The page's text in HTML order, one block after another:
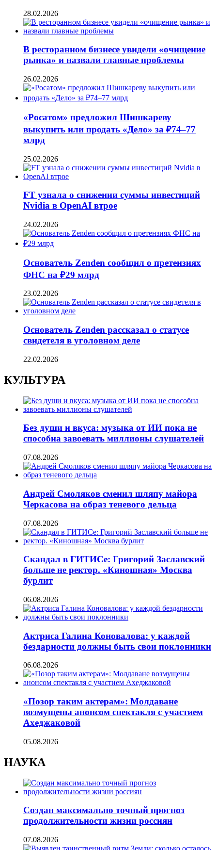
28.02.2026
В ресторанном бизнесе увидели «очищение
рынка» и назвали главные проблемы
26.02.2026
«Росатом» предложил Шишкареву
выкупить или продать «Дело» за ₽74–77
млрд
25.02.2026
FT узнала о снижении суммы инвестиций
Nvidia в OpenAI втрое
24.02.2026
Основатель Zenden сообщил о претензиях
ФНС на ₽29 млрд
23.02.2026
Основатель Zenden рассказал о статусе
свидетеля в уголовном деле
22.02.2026
КУЛЬТУРА
Без души и вкуса: музыка от ИИ пока не
способна завоевать миллионы слушателей
07.08.2026
Андрей Смоляков сменил шляпу майора
Черкасова на образ теневого дельца
07.08.2026
Скандал в ГИТИСе: Григорий Заславский
больше не ректор. «Киношная» Москва
бурлит
06.08.2026
Актриса Галина Коновалова: у каждой
бездарности должны быть свои поклонники
06.08.2026
«Позор таким актерам»: Молдаване
возмущены анонсом спектакля с участием
Ахеджаковой
05.08.2026
НАУКА
Создан максимально точный прогноз
продолжительности жизни россиян
07.08.2026